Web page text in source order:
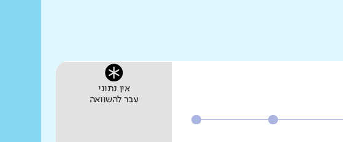
אין נתוני
עבר להשוואה